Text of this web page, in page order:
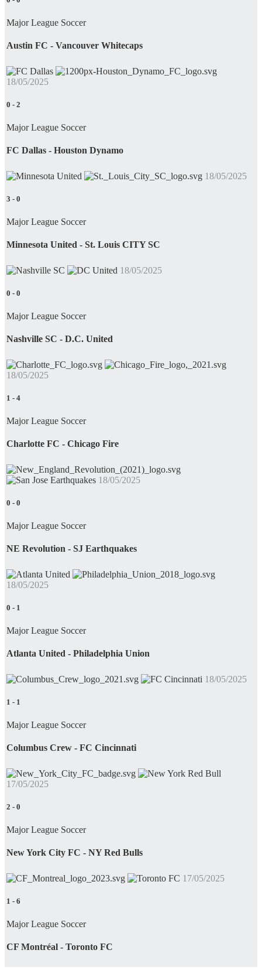
Major League Soccer
Austin FC - Vancouver Whitecaps
18/05/2025
0 - 2
Major League Soccer
FC Dallas - Houston Dynamo
18/05/2025
3 - 0
Major League Soccer
Minnesota United - St. Louis CITY SC
18/05/2025
0 - 0
Major League Soccer
Nashville SC - D.C. United
18/05/2025
1 - 4
Major League Soccer
Charlotte FC - Chicago Fire
18/05/2025
0 - 0
Major League Soccer
NE Revolution - SJ Earthquakes
18/05/2025
0 - 1
Major League Soccer
Atlanta United - Philadelphia Union
18/05/2025
1 - 1
Major League Soccer
Columbus Crew - FC Cincinnati
17/05/2025
2 - 0
Major League Soccer
New York City FC - NY Red Bulls
17/05/2025
1 - 6
Major League Soccer
CF Montréal - Toronto FC